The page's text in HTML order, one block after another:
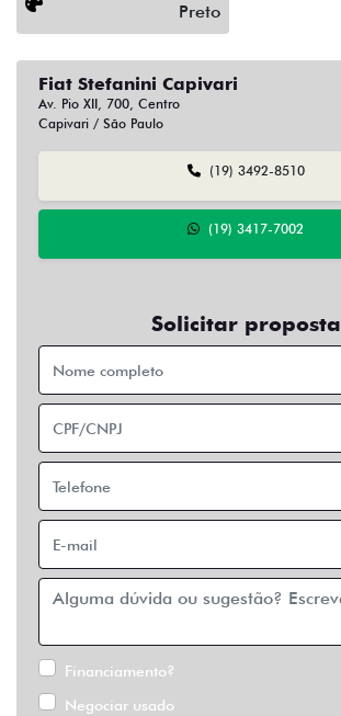
Preto
Fiat Stefanini Capivari
Av. Pio XII, 700, Centro
Capivari / São Paulo
(19) 3492-8510
(19) 3417-7002
Solicitar proposta
Financiamento?
Negociar usado